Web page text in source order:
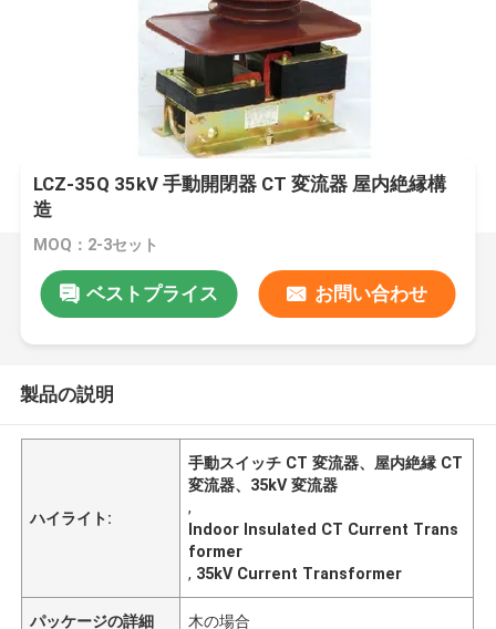
LCZ-35Q 35kV 手動開閉器 CT 変流器 屋内絶縁構
造
MOQ：2-3セット
ベストプライス お問い合わせ
製品の説明
ハイライト:
手動スイッチ CT 変流器、屋内絶縁 CT
変流器、35kV 変流器
,
Indoor Insulated CT Current Trans
former
, 35kV Current Transformer
パッケージの詳細 木の場合